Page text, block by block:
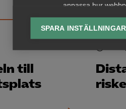
anpassa hur
lagring av vald

Analys-cookies
information om
Google
SPARA INSTÄLLNINGAR
till